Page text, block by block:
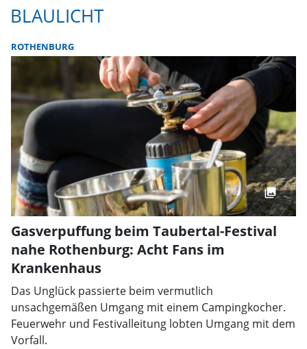
BLAULICHT
ROTHENBURG
Gasverpuffung beim Taubertal-Festival
nahe Rothenburg: Acht Fans im
Krankenhaus
Das Unglück passierte beim vermutlich
unsachgemäßen Umgang mit einem Campingkocher.
Feuerwehr und Festivalleitung lobten Umgang mit dem
Vorfall.